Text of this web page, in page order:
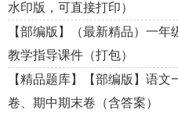
水印版，可直接打印）
【部编版】（最新精品）一
教学指导课件（打包）
【精品题库】【部编版】语
卷、期中期末卷（含答案）